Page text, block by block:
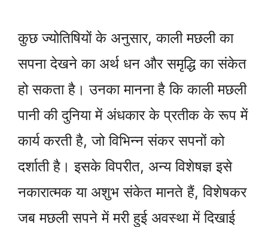
कुछ ज्योतिषियों के अनुसार, काली मछली का
सपना देखने का अर्थ धन और समृद्धि का संकेत
हो सकता है। उनका मानना है कि काली मछली
पानी की दुनिया में अंधकार के प्रतीक के रूप में
कार्य करती है, जो विभिन्न संकर सपनों को
दर्शाती है। इसके विपरीत, अन्य विशेषज्ञ इसे
नकारात्मक या अशुभ संकेत मानते हैं, विशेषकर
जब मछली सपने में मरी हुई अवस्था में दिखाई